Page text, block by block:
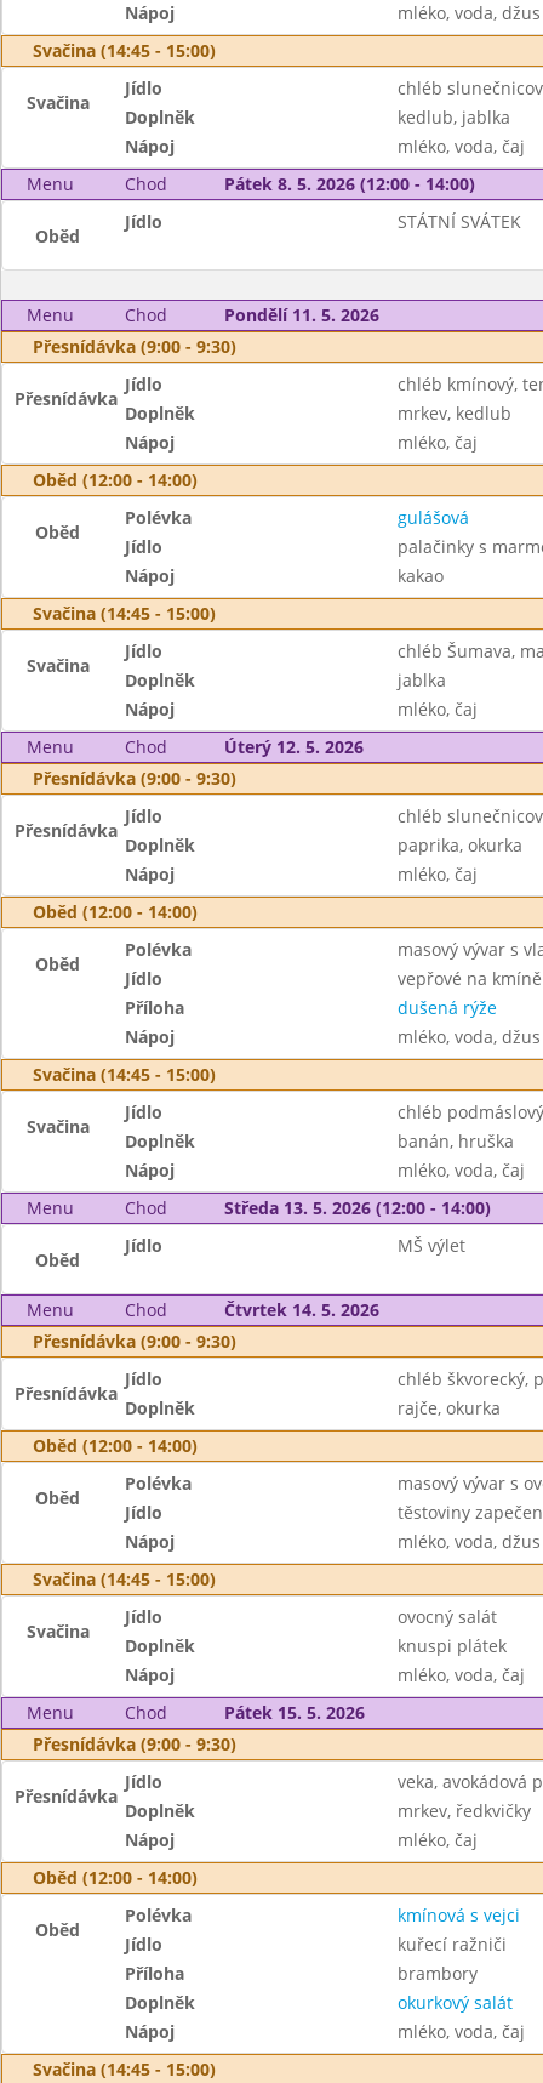
Nápoj
mléko, voda, džus
Svačina (14:45 - 15:00)
Svačina
Jídlo
chléb
Doplněk
kedlub, jablka
Nápoj
mléko, voda, čaj
Menu
Chod Pátek 8. 5. 2026 (12:00 - 14:00)
Oběd
Jídlo STÁTNÍ SVÁTEK
Menu Chod
Pondělí 11. 5. 2026
Přesnídávka (9:00 - 9:30)
Přesnídávka
Jídlo
chléb kmínový,
Doplněk
mrkev, kedlub
Nápoj
mléko, čaj
Oběd (12:00 - 14:00)
Oběd
Polévka
gulášová
Jídlo
palačinky s
Nápoj
kakao
Svačina (14:45 - 15:00)
Svačina
Jídlo
chléb Šumava,
Doplněk
jablka
Nápoj
mléko, čaj
Menu
Chod
Úterý 12. 5. 2026
Přesnídávka (9:00 - 9:30)
Přesnídávka
Jídlo
chléb
Doplněk
paprika, okurka
Nápoj
mléko, čaj
Oběd (12:00 - 14:00)
Oběd
Polévka
masový vývar s
Jídlo
vepřové na kmíně
Příloha
dušená rýže
Nápoj
mléko, voda, džus
Svačina (14:45 - 15:00)
Svačina
Jídlo
chléb
Doplněk
banán, hruška
Nápoj
mléko, voda, čaj
Menu
Chod Středa 13. 5. 2026 (12:00 - 14:00)
Oběd
Jídlo MŠ výlet
Menu Chod
Čtvrtek 14. 5. 2026
Přesnídávka (9:00 - 9:30)
Přesnídávka
Jídlo
chléb škvorecký,
Doplněk
rajče, okurka
Oběd (12:00 - 14:00)
Oběd
Polévka
masový vývar s
Jídlo
těstoviny
Nápoj
mléko, voda, džus
Svačina (14:45 - 15:00)
Svačina
Jídlo
ovocný salát
Doplněk
knuspi plátek
Nápoj
mléko, voda, čaj
Menu
Chod
Pátek 15. 5. 2026
Přesnídávka (9:00 - 9:30)
Přesnídávka
Jídlo
veka, avokádová
Doplněk
mrkev, ředkvičky
Nápoj
mléko, čaj
Oběd (12:00 - 14:00)
Oběd
Polévka
kmínová s vejci
Jídlo
kuřecí ražniči
Příloha
brambory
Doplněk
okurkový salát
Nápoj
mléko, voda, čaj
Svačina (14:45 - 15:00)